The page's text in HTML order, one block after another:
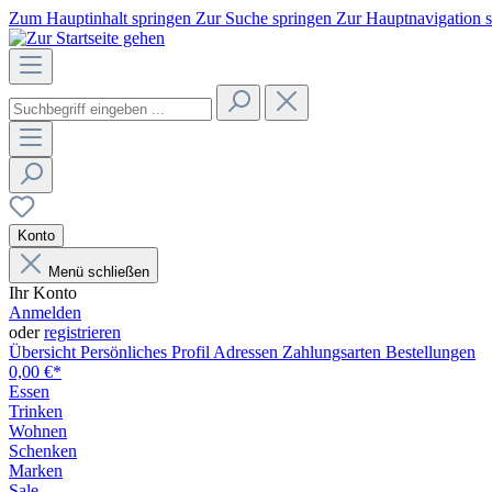
Zum Hauptinhalt springen Zur Suche springen Zur Hauptnavigation
Konto
Menü schließen
Ihr Konto
Anmelden
oderregistrieren
Übersicht Persönliches Profil Adressen Zahlungsarten Bestellungen
0,00 €*
Essen
Trinken
Wohnen
Schenken
Marken